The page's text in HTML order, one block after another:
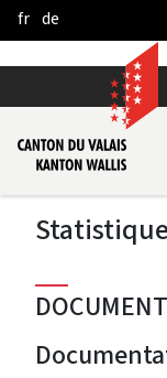
Pular para o
fr de
DOCUMENT